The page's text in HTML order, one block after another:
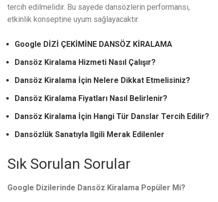
tercih edilmelidir. Bu sayede dansözlerin performansı,
etkinlik konseptine uyum sağlayacaktır.
Google DİZİ ÇEKİMİNE DANSÖZ KİRALAMA
Dansöz Kiralama Hizmeti Nasıl Çalışır?
Dansöz Kiralama İçin Nelere Dikkat Etmelisiniz?
Dansöz Kiralama Fiyatları Nasıl Belirlenir?
Dansöz Kiralama İçin Hangi Tür Danslar Tercih Edilir?
Dansözlük Sanatıyla Ilgili Merak Edilenler
Sık Sorulan Sorular
Google Dizilerinde Dansöz Kiralama Popüler Mi?